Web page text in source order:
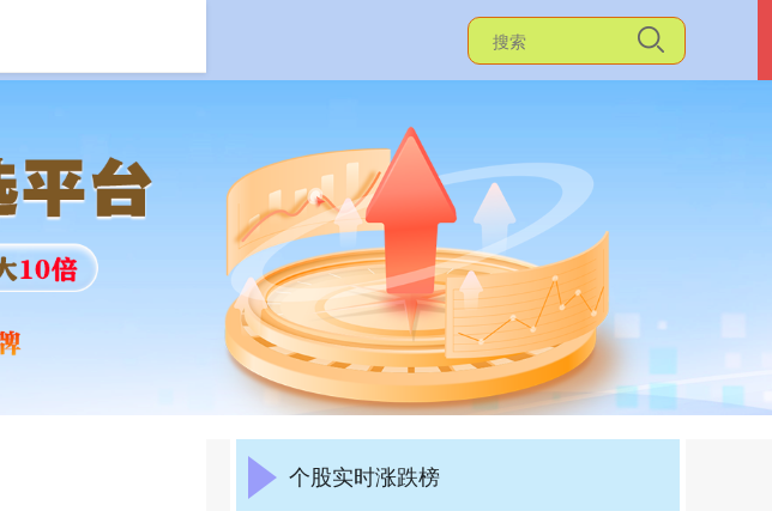
个股实时涨跌榜